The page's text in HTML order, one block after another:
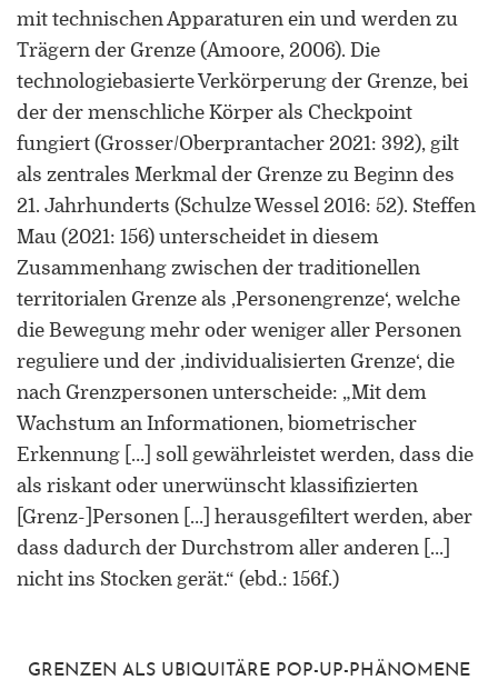
Mitherausgeber der Buchreihe
„Border Studies. Cultures, Spaces,
Orders” (Nomos)
Forschungsaufenthalte an der
Universität Flensburg, Viadrina
Universität Frankfurt (Oder),
Universität Lothringen, Universität
des Saarlandes und Universität
Duisburg-Essen
Doppelpromotion an der Universität
des Saarlandes und Universität
Luxemburg
mit technischen Apparaturen ein und werden zu
Trägern der Grenze (Amoore, 2006). Die
technologiebasierte Verkörperung der Grenze, bei
der der menschliche Körper als Checkpoint
fungiert (Grosser/Oberprantacher 2021: 392), gilt
als zentrales Merkmal der Grenze zu Beginn des
21. Jahrhunderts (Schulze Wessel 2016: 52). Steffen
Mau (2021: 156) unterscheidet in diesem
Zusammenhang zwischen der traditionellen
territorialen Grenze als ‚Personengrenze‘, welche
die Bewegung mehr oder weniger aller Personen
reguliere und der ‚individualisierten Grenze‘, die
nach Grenzpersonen unterscheide: „Mit dem
Wachstum an Informationen, biometrischer
Erkennung […] soll gewährleistet werden, dass die
als riskant oder unerwünscht klassifizierten
[Grenz-]Personen […] herausgefiltert werden, aber
dass dadurch der Durchstrom aller anderen […]
nicht ins Stocken gerät.“ (ebd.: 156f.)
GRENZEN ALS UBIQUITÄRE POP-UP-PHÄNOMENE